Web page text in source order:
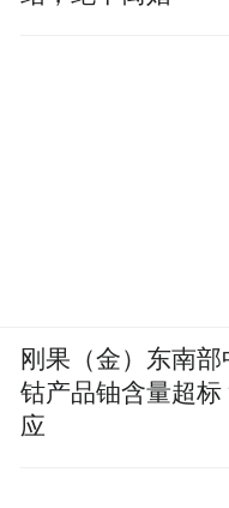
刚果（金）东南部
钴产品铀含量超标
应